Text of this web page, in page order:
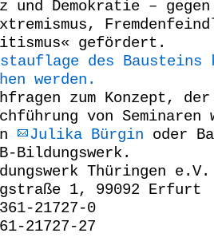
und Demokratie – gegen
gefördert.
des Bausteins
werden.
zum Konzept,
von Seminaren
Julika Bürgin oder
Bildungswerk.
Thüringen e.V.
1, 99092 Erfurt
21727-0
21727-27